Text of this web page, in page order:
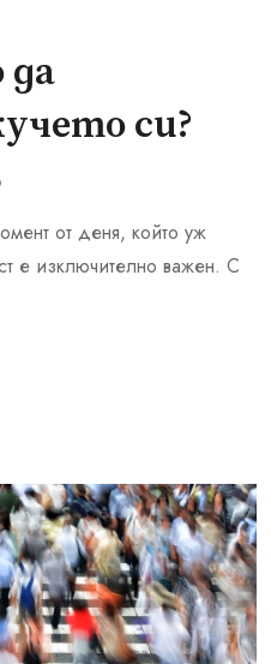
да
си?
от деня, който уж
е изключително важен. С